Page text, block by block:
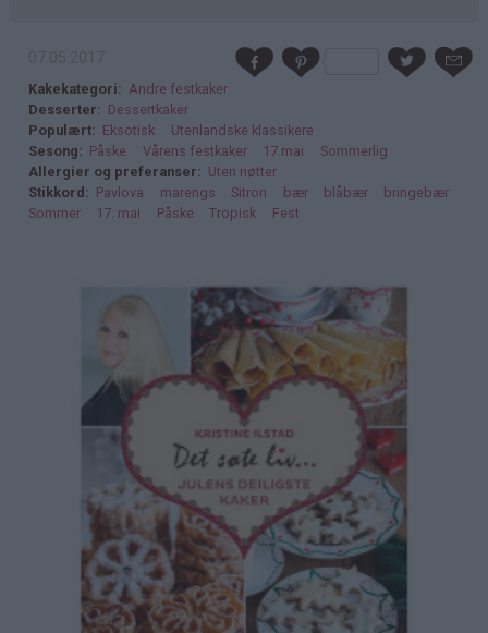
Kakekategori
Andre festkaker
Desserter
Dessertkaker
Populært
Eksotisk
Utenlandske klassikere
Sesong
Påske Vårens festkaker 17.mai
Sommerlig
Allergier og preferanser
Uten nøtter
Stikkord
Pavlova marengs Sitron bær blåbær
bringebær
Sommer
17. mai Påske Tropisk Fest